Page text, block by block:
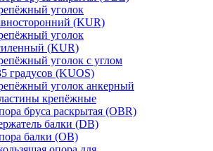
уголок
(KUR)
уголок
(KUR)
уголок с углом
градусов (KUOS)
уголок анкерный
крепёжные
бруса раскрытая (OBR)
балки (DB)
балки (ОВ)